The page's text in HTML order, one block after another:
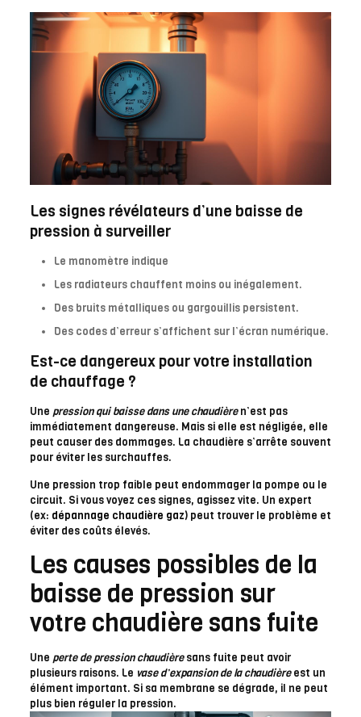
Les signes révélateurs d’une baisse de
pression à surveiller
Le manomètre indique
Les radiateurs chauffent moins ou inégalement.
Des bruits métalliques ou gargouillis persistent.
Des codes d’erreur s’affichent sur l’écran numérique.
Est-ce dangereux pour votre installation
de chauffage ?
Une pression qui baisse dans une chaudièren’est pas
immédiatement dangereuse. Mais si elle est négligée, elle
peut causer des dommages. La chaudière s’arrête souvent
pour éviter les surchauffes.
Une pression trop faible peut endommager la pompe ou le
circuit. Si vous voyez ces signes, agissez vite. Un expert
(ex: dépannage chaudière gaz) peut trouver le problème et
éviter des coûts élevés.
Les causes possibles de la
baisse de pression sur
votre chaudière sans fuite
Une perte de pression chaudièresans fuite peut avoir
plusieurs raisons. Le vase d’expansion de la chaudièreest un
élément important. Si sa membrane se dégrade, il ne peut
plus bien réguler la pression.